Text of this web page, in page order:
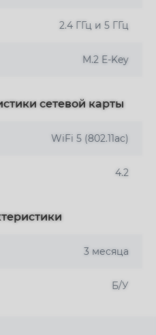
2.4 ГГц и 5 ГГц
M.2 E-Key
сетевой карты
WiFi 5 (802.11ac)
4.2
3 месяца
Б/У